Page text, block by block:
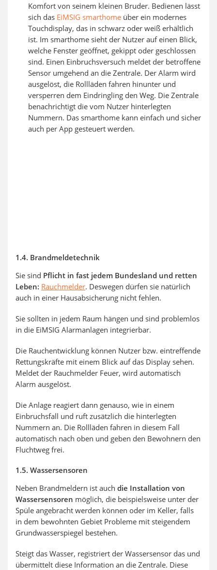
Komfort von seinem kleinen Bruder. Bedienen lässt
sich das EiMSIG smarthome über ein modernes
Touchdisplay, das in schwarz oder weiß erhältlich
ist. Im smarthome sieht der Nutzer auf einen Blick,
welche Fenster geöffnet, gekippt oder geschlossen
sind. Einen Einbruchsversuch meldet der betroffene
Sensor umgehend an die Zentrale. Der Alarm wird
ausgelöst, die Rollläden fahren hinunter und
versperren dem Eindringling den Weg. Die Zentrale
benachrichtigt die vom Nutzer hinterlegten
Nummern. Das smarthome kann einfach und sicher
auch per App gesteuert werden.
1.4. Brandmeldetechnik
Sie sind Pflicht in fast jedem Bundesland und retten
Leben: Rauchmelder. Deswegen dürfen sie natürlich
auch in einer Hausabsicherung nicht fehlen.
Sie sollten in jedem Raum hängen und sind problemlos
in die EiMSIG Alarmanlagen integrierbar.
Die Rauchentwicklung können Nutzer bzw. eintreffende
Rettungskräfte mit einem Blick auf das Display sehen.
Meldet der Rauchmelder Feuer, wird automatisch
Alarm ausgelöst.
Die Anlage reagiert dann genauso, wie in einem
Einbruchsfall und ruft zusätzlich die hinterlegten
Nummern an. Die Rollläden fahren in diesem Fall
automatisch nach oben und geben den Bewohnern den
Fluchtweg frei.
1.5. Wassersensoren
Neben Brandmeldern ist auch die Installation von
Wassersensoren möglich, die beispielsweise unter der
Spüle angebracht werden können oder im Keller, falls
in dem bewohnten Gebiet Probleme mit steigendem
Grundwasserspiegel bestehen.
Steigt das Wasser, registriert der Wassersensor das und
übermittelt diese Information an die Zentrale. Diese